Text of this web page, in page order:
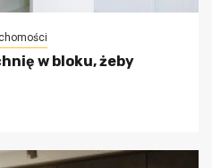
w bloku, żeby